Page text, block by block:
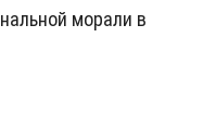
морали в